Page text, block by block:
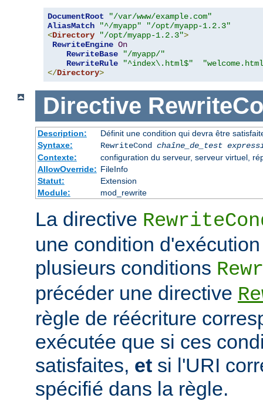
DocumentRoot
"/var/www/example.com"
AliasMatch
"^/myapp"
"/opt/myapp-1.2.3"
<Directory "/opt/myapp-1.2.3">
RewriteEngine On
RewriteBase
"/myapp/"
RewriteRule
"^index\.html$"
</Directory>
Directive
Description:
Définit une condition qui devra être
Syntaxe:
RewriteCond chaîne_de_test
Contexte:
configuration du serveur, serveur virtuel,
AllowOverride: FileInfo
Statut:
Extension
Module:
mod_rewrite
La directive
une condition
plusieurs conditions
précéder une directive
règle de réécriture
exécutée que si ces
satisfaites, et si l'URI
spécifié dans la règle.